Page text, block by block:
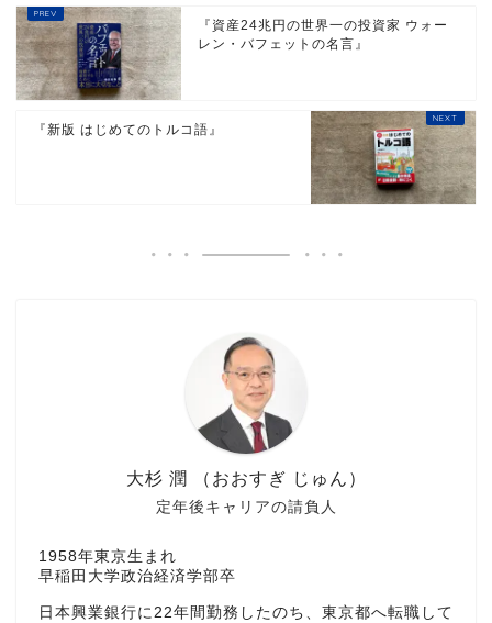
『資産24兆円の世界一の投資家 ウォー
レン・バフェットの名言』
『新版 はじめてのトルコ語』
定年後キャリアの請負人
大杉 潤 （おおすぎ じゅん）
1958年東京生まれ
早稲田大学政治経済学部卒
日本興業銀行に22年間勤務したのち、東京都へ転職して